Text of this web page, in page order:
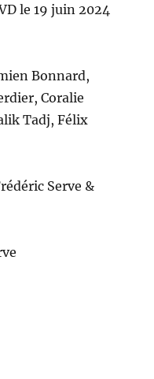
le 19 juin 2024
Bonnard,
Coralie
Tadj, Félix
Serve &